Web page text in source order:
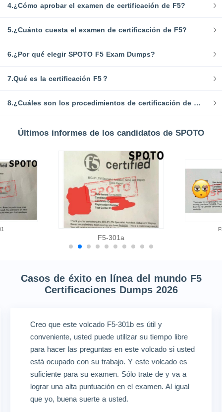
4.¿Cómo aprobar el examen de certificación de F5?
5.¿Cuánto cuesta el examen de certificación de F5?
6.¿Por qué elegir SPOTO F5 Exam Dumps?
7.Qué es la certificación F5？
8.¿Cuáles son los procedimientos de certificación de F5?
Últimos informes de los candidatos de SPOTO
F5-301a
Casos de éxito en línea del mundo F5
Certificaciones Dumps 2026
Creo que este volcado F5-301b es útil y
conveniente, usted puede utilizar su tiempo libre
para hacer las preguntas en este volcado si usted
está ocupado con su trabajo. Y este volcado es
suficiente para su examen. Sólo trate de y va a
lograr una alta puntuación en el examen. Al igual
que yo, buena suerte a usted.